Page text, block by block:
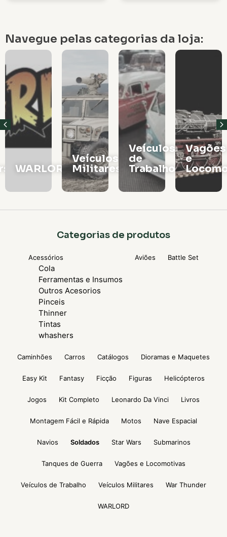
Navegue pelas categorias da loja:
WARLORD
Veículos
Militares
Veículos
de
Trabalho
Vagões
e
Categorias de produtos
Acessórios
Cola
Ferramentas e Insumos
Outros Acesorios
Pinceis
Thinner
Tintas
whashers
Aviões Battle Set
Caminhões Carros Catálogos Dioramas e Maquetes
Easy Kit Fantasy Ficção Figuras Helicópteros
Jogos Kit Completo Leonardo Da Vinci Livros
Montagem Fácil e Rápida Motos Nave Espacial
Navios Soldados Star Wars Submarinos
Tanques de Guerra Vagões e Locomotivas
Veículos de Trabalho Veículos Militares War Thunder
WARLORD